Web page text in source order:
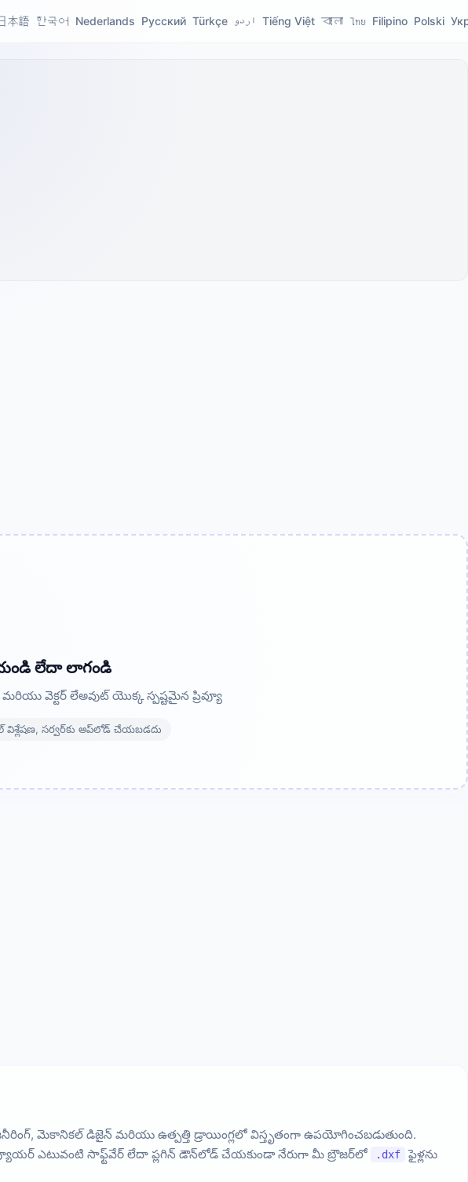
本語 한국어 Nederlands Русский Türkçe اردو Tiếng Việt বাংলা ไทย Filipino Polski
లేదా లాగండి
వెక్టర్ లేఅవుట్ యొక్క స్పష్టమైన ప్రివ్యూ
విశ్లేషణ, సర్వర్‌కు అప్‌లోడ్ చేయబడదు
మెకానికల్ డిజైన్ మరియు ఉత్పత్తి డ్రాయింగ్లలో విస్తృతంగా ఉపయోగించబడుతుంది.
ఎటువంటి సాఫ్ట్‌వేర్ లేదా ప్లగిన్ డౌన్‌లోడ్ చేయకుండా నేరుగా మీ బ్రౌజర్‌లో
.dxf ఫైళ్లను